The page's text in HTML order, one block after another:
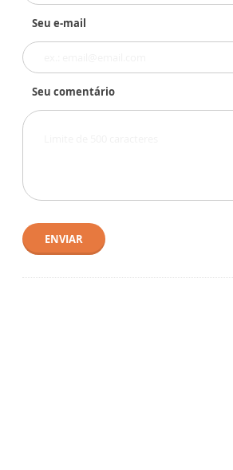
Seu e-mail
Seu comentário
ENVIAR